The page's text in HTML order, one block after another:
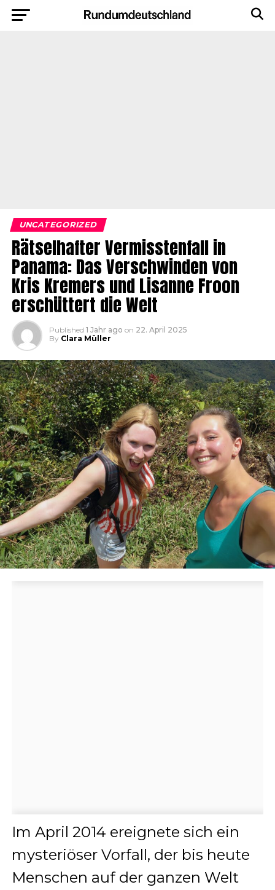
UNCATEGORIZED
Rätselhafter Vermisstenfall in
Panama: Das Verschwinden von
Kris Kremers und Lisanne Froon
erschüttert die Welt
Published 1 Jahr ago on 22. April 2025
By Clara Müller
Im April 2014 ereignete sich ein
mysteriöser Vorfall, der bis heute
Menschen auf der ganzen Welt